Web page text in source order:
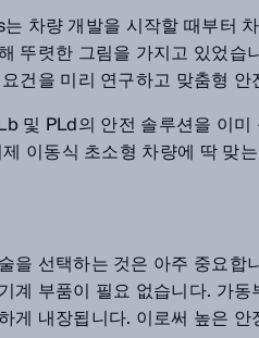
차량 개발을 시작할 때부터
뚜렷한 그림을 가지고 있었
건을 미리 연구하고 맞춤형
및 PLd의 안전 솔루션을 이
이동식 초소형 차량에 딱 맞
을 선택하는 것은 아주 중요
계 부품이 필요 없습니다. 가
게 내장됩니다. 이로써 높은